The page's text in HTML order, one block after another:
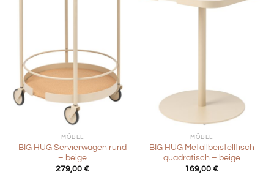
MÖBEL
BIG HUG Servierwagen rund
– beige
279,00 €
MÖBEL
BIG HUG Metallbeistelltisch
quadratisch – beige
169,00 €